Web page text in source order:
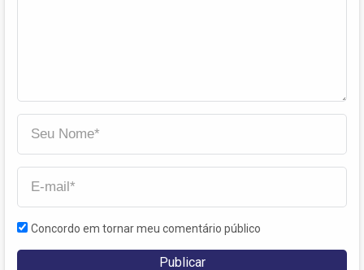
Concordo em tornar meu comentário público